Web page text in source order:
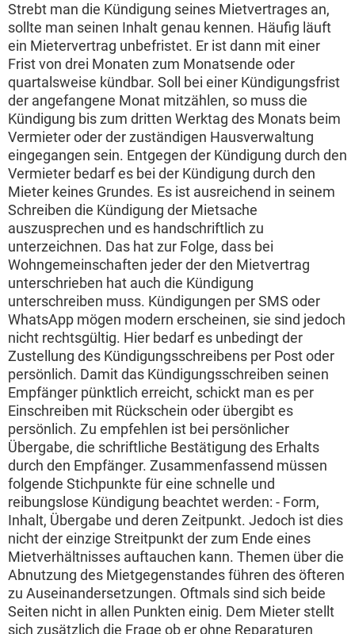
Strebt man die Kündigung seines Mietvertrages an,
sollte man seinen Inhalt genau kennen. Häufig läuft
ein Mietervertrag unbefristet. Er ist dann mit einer
Frist von drei Monaten zum Monatsende oder
quartalsweise kündbar. Soll bei einer Kündigungsfrist
der angefangene Monat mitzählen, so muss die
Kündigung bis zum dritten Werktag des Monats beim
Vermieter oder der zuständigen Hausverwaltung
eingegangen sein. Entgegen der Kündigung durch den
Vermieter bedarf es bei der Kündigung durch den
Mieter keines Grundes. Es ist ausreichend in seinem
Schreiben die Kündigung der Mietsache
auszusprechen und es handschriftlich zu
unterzeichnen. Das hat zur Folge, dass bei
Wohngemeinschaften jeder der den Mietvertrag
unterschrieben hat auch die Kündigung
unterschreiben muss. Kündigungen per SMS oder
WhatsApp mögen modern erscheinen, sie sind jedoch
nicht rechtsgültig. Hier bedarf es unbedingt der
Zustellung des Kündigungsschreibens per Post oder
persönlich. Damit das Kündigungsschreiben seinen
Empfänger pünktlich erreicht, schickt man es per
Einschreiben mit Rückschein oder übergibt es
persönlich. Zu empfehlen ist bei persönlicher
Übergabe, die schriftliche Bestätigung des Erhalts
durch den Empfänger. Zusammenfassend müssen
folgende Stichpunkte für eine schnelle und
reibungslose Kündigung beachtet werden: - Form,
Inhalt, Übergabe und deren Zeitpunkt. Jedoch ist dies
nicht der einzige Streitpunkt der zum Ende eines
Mietverhältnisses auftauchen kann. Themen über die
Abnutzung des Mietgegenstandes führen des öfteren
zu Auseinandersetzungen. Oftmals sind sich beide
Seiten nicht in allen Punkten einig. Dem Mieter stellt
sich zusätzlich die Frage ob er ohne Reparaturen